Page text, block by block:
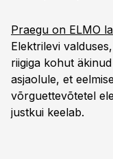
Praegu on ELMO
Elektrilevi
riigiga kohut
asjaolule, et
võrguettevõtetel
justkui keelab.